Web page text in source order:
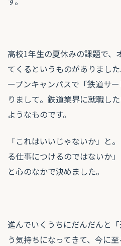
高校1年生の夏休みの課題で、
てくるというものがありまし
ープンキャンパスで「鉄道サ
りまして。鉄道業界に就職し
ようなものです。
「これはいいじゃないか」と
る仕事につけるのではないか
と心のなかで決めました。
進んでいくうちにだんだんと
う気持ちになってきて、今に